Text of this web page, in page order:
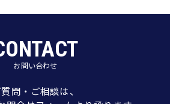
お問い合わせ
問・ご相談は、